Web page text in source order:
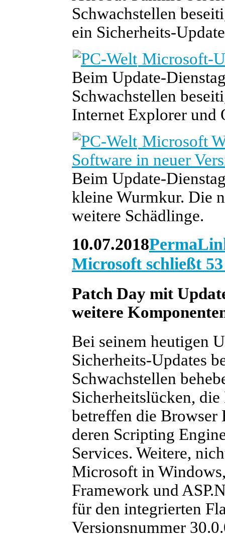
Schwachstellen
ein Sicherheits-
Microsoft-
Beim Update-
Schwachstellen
Internet Explorer und
Microsoft
Software in neuer
Beim Update-
kleine Wurmkur. Die
weitere Schädlinge.
10.07.2018
Microsoft schließt
Patch Day mit
weitere
Bei seinem heutigen
Sicherheits-Updates
Schwachstellen
Sicherheitslücken,
betreffen die Browser
deren Scripting
Services. Weitere,
Microsoft in
Framework und
für den integrierten
Versionsnummer